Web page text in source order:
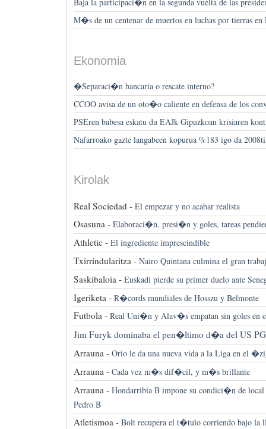
M�s de un centenar de muertos en luchas por tierras
Ekonomia
�Separaci�n bancaria o rescate interno?
CCOO avisa de un oto�o caliente en defensa de los
PSEren babesa eskatu du EAJk Gipuzkoan krisiaren
Nafarroako gazte langabeen kopurua %183 igo da
Kirolak
Real Sociedad - El empezar y no acabar realista
Osasuna - Elaboraci�n, presi�n y goles, tareas
Athletic - El ingrediente imprescindible
Txirrindularitza - Nairo Quintana culmina el gran
Saskibaloia - Euskadi pierde su primer duelo ante
Igeriketa - R�cords mundiales de Hosszu y Belmonte
Futbola - Real Uni�n y Alav�s empatan sin goles en
Jim Furyk dominaba el pen�ltimo d�a del US
Arrauna - Orio le da una nueva vida a la Liga en el
Arrauna - Cada vez m�s dif�cil, y m�s brillante
Arrauna - Hondarribia B impone su condici�n de local
Pedro B
Atletismoa - Bolt recupera el t�tulo corriendo bajo la